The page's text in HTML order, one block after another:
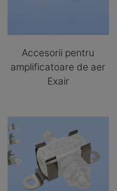
Accesorii pentru
amplificatoare de aer
Exair